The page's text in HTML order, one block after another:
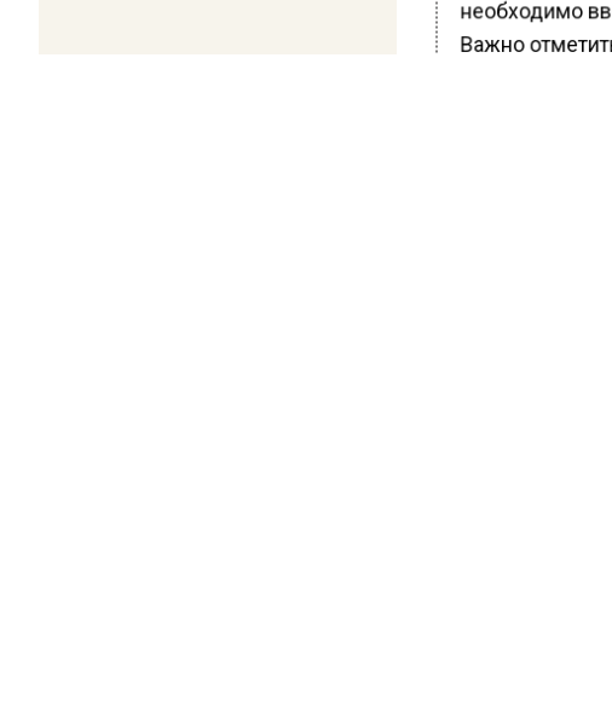
необходимо
Важно